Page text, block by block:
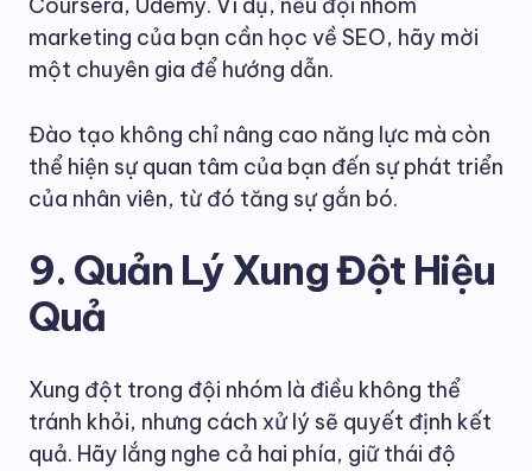
marketing của bạn cần học về SEO, hãy mời
một chuyên gia để hướng dẫn.
Đào tạo không chỉ nâng cao năng lực mà còn
thể hiện sự quan tâm của bạn đến sự phát triển
của nhân viên, từ đó tăng sự gắn bó.
9. Quản Lý Xung Đột Hiệu
Quả
Xung đột trong đội nhóm là điều không thể
tránh khỏi, nhưng cách xử lý sẽ quyết định kết
quả. Hãy lắng nghe cả hai phía, giữ thái độ